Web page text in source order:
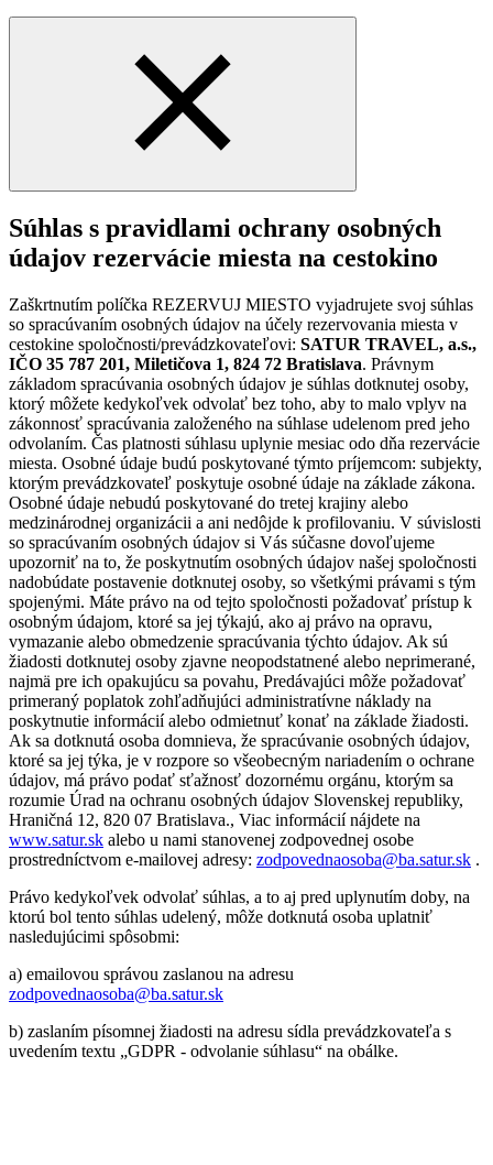
Súhlas s pravidlami ochrany osobných
údajov rezervácie miesta na cestokino
Zaškrtnutím políčka REZERVUJ MIESTO vyjadrujete svoj súhlas
so spracúvaním osobných údajov na účely rezervovania miesta v
cestokine spoločnosti/prevádzkovateľovi: SATUR TRAVEL, a.s.,
IČO 35 787 201, Miletičova 1, 824 72 Bratislava. Právnym
základom spracúvania osobných údajov je súhlas dotknutej osoby,
ktorý môžete kedykoľvek odvolať bez toho, aby to malo vplyv na
zákonnosť spracúvania založeného na súhlase udelenom pred jeho
odvolaním. Čas platnosti súhlasu uplynie mesiac odo dňa rezervácie
miesta. Osobné údaje budú poskytované týmto príjemcom: subjekty,
ktorým prevádzkovateľ poskytuje osobné údaje na základe zákona.
Osobné údaje nebudú poskytované do tretej krajiny alebo
medzinárodnej organizácii a ani nedôjde k profilovaniu. V súvislosti
so spracúvaním osobných údajov si Vás súčasne dovoľujeme
upozorniť na to, že poskytnutím osobných údajov našej spoločnosti
nadobúdate postavenie dotknutej osoby, so všetkými právami s tým
spojenými. Máte právo na od tejto spoločnosti požadovať prístup k
osobným údajom, ktoré sa jej týkajú, ako aj právo na opravu,
vymazanie alebo obmedzenie spracúvania týchto údajov. Ak sú
žiadosti dotknutej osoby zjavne neopodstatnené alebo neprimerané,
najmä pre ich opakujúcu sa povahu, Predávajúci môže požadovať
primeraný poplatok zohľadňujúci administratívne náklady na
poskytnutie informácií alebo odmietnuť konať na základe žiadosti.
Ak sa dotknutá osoba domnieva, že spracúvanie osobných údajov,
ktoré sa jej týka, je v rozpore so všeobecným nariadením o ochrane
údajov, má právo podať sťažnosť dozornému orgánu, ktorým sa
rozumie Úrad na ochranu osobných údajov Slovenskej republiky,
Hraničná 12, 820 07 Bratislava., Viac informácií nájdete na
www.satur.sk alebo u nami stanovenej zodpovednej osobe
prostredníctvom e-mailovej adresy: zodpovednaosoba@ba.satur.sk .
Právo kedykoľvek odvolať súhlas, a to aj pred uplynutím doby, na
ktorú bol tento súhlas udelený, môže dotknutá osoba uplatniť
nasledujúcimi spôsobmi:
a) emailovou správou zaslanou na adresu
zodpovednaosoba@ba.satur.sk
b) zaslaním písomnej žiadosti na adresu sídla prevádzkovateľa s
uvedením textu „GDPR - odvolanie súhlasu“ na obálke.